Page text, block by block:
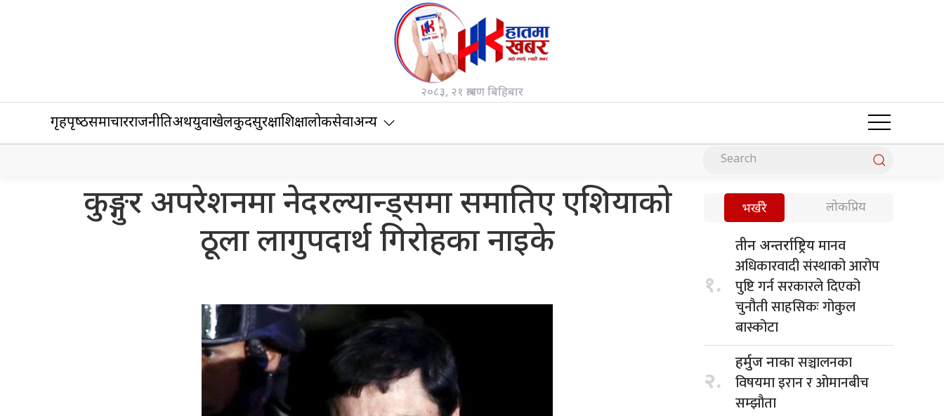
२०८३, २१ श्रावण बिहिबार
गृहपृष्‍ठसमाचारराजनीतिअर्थयुवाखेलकुदसुरक्षाशिक्षालोकसेवाअन्य
कुङ्गुर अपरेशनमा नेदरल्यान्ड्समा समातिए एशियाको
ठूला लागुपदार्थ गिरोहका नाइके
भर्खरै लोकप्रिय
१.
तीन अन्तर्राष्ट्रियमानव
अधिकारवादी संस्थाको आरोप
पुष्टि गर्न सरकारले दिएको
चुनौती साहसिकः गोकुल
बास्कोटा
२.
हर्मुज नाकासञ्चालनका
विषयमा इरान र ओमानबीच
सम्झौता